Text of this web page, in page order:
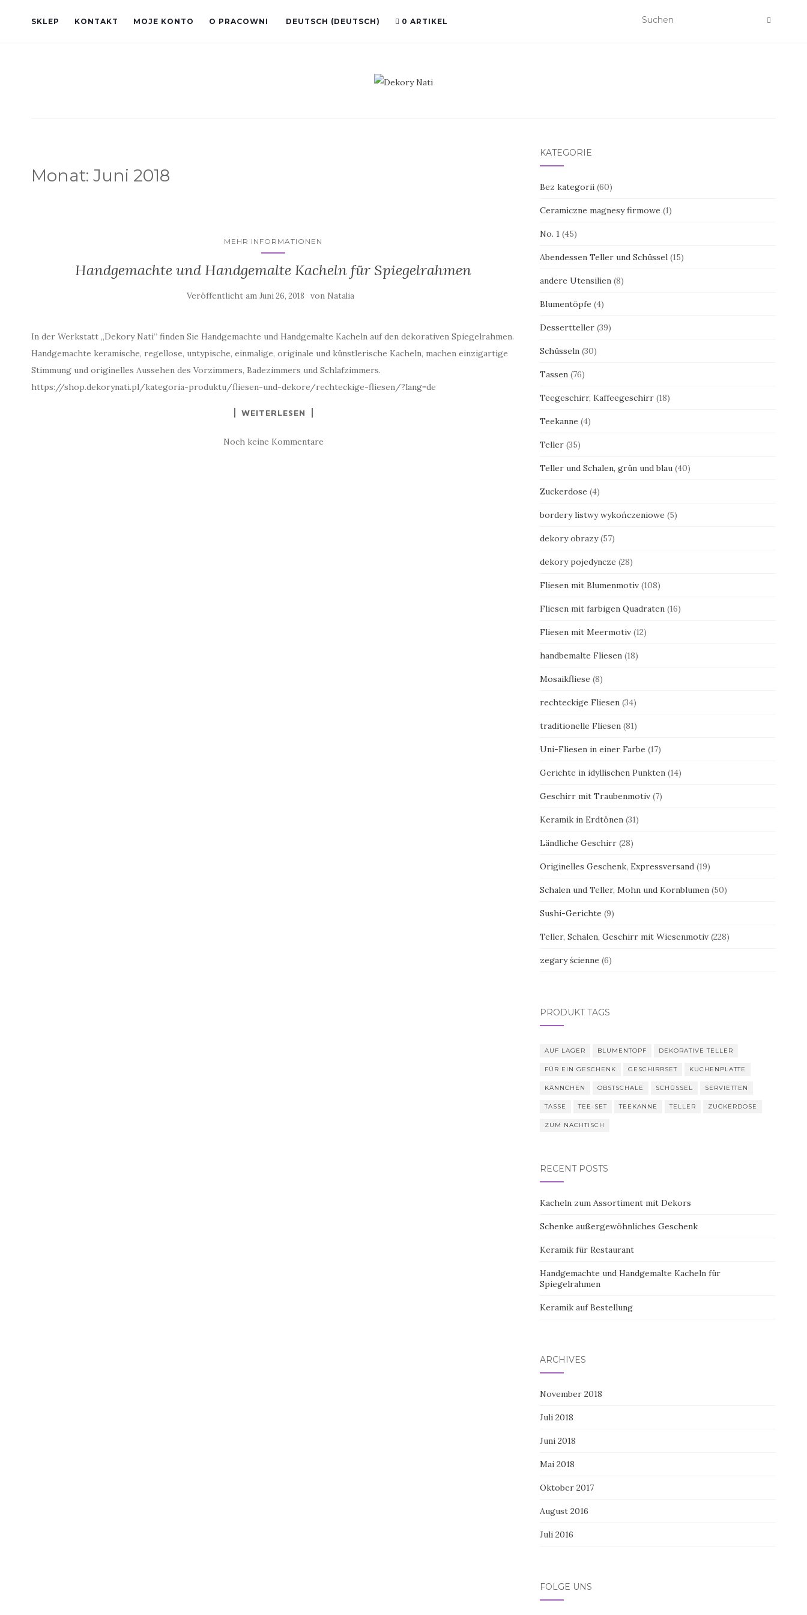
SKLEP KONTAKT MOJE KONTO O PRACOWNI DEUTSCH (DEUTSCH) 0 ARTIKEL
Monat: Juni 2018
MEHR INFORMATIONEN
Handgemachte und Handgemalte Kacheln für Spiegelrahmen
Veröffentlicht am Juni 26, 2018 von Natalia
In der Werkstatt „Dekory Nati“ finden Sie Handgemachte und Handgemalte Kacheln auf den dekorativen Spiegelrahmen.
Handgemachte keramische, regellose, untypische, einmalige, originale und künstlerische Kacheln, machen einzigartige
Stimmung und originelles Aussehen des Vorzimmers, Badezimmers und Schlafzimmers.
https://shop.dekorynati.pl/kategoria-produktu/fliesen-und-dekore/rechteckige-fliesen/?lang=de
WEITERLESEN
Noch keine Kommentare
KATEGORIE
Bez kategorii (60)
Ceramiczne magnesy firmowe (1)
No. 1 (45)
Abendessen Teller und Schüssel (15)
andere Utensilien (8)
Blumentöpfe (4)
Dessertteller (39)
Schüsseln (30)
Tassen (76)
Teegeschirr, Kaffeegeschirr (18)
Teekanne (4)
Teller (35)
Teller und Schalen, grün und blau (40)
Zuckerdose (4)
bordery listwy wykończeniowe (5)
dekory obrazy (57)
dekory pojedyncze (28)
Fliesen mit Blumenmotiv (108)
Fliesen mit farbigen Quadraten (16)
Fliesen mit Meermotiv (12)
handbemalte Fliesen (18)
Mosaikfliese (8)
rechteckige Fliesen (34)
traditionelle Fliesen (81)
Uni-Fliesen in einer Farbe (17)
Gerichte in idyllischen Punkten (14)
Geschirr mit Traubenmotiv (7)
Keramik in Erdtönen (31)
Ländliche Geschirr (28)
Originelles Geschenk, Expressversand (19)
Schalen und Teller, Mohn und Kornblumen (50)
Sushi-Gerichte (9)
Teller, Schalen, Geschirr mit Wiesenmotiv (228)
zegary ścienne (6)
PRODUKT TAGS
AUF LAGER BLUMENTOPF DEKORATIVE TELLER
FÜR EIN GESCHENK GESCHIRRSET KUCHENPLATTE
KÄNNCHEN OBSTSCHALE SCHÜSSEL SERVIETTEN
TASSE TEE-SET TEEKANNE TELLER ZUCKERDOSE
ZUM NACHTISCH
RECENT POSTS
Kacheln zum Assortiment mit Dekors
Schenke außergewöhnliches Geschenk
Keramik für Restaurant
Handgemachte und Handgemalte Kacheln für
Spiegelrahmen
Keramik auf Bestellung
ARCHIVES
November 2018
Juli 2018
Juni 2018
Mai 2018
Oktober 2017
August 2016
Juli 2016
FOLGE UNS